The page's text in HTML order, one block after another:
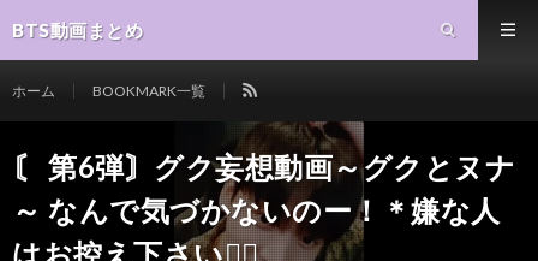
BTS動画まとめ
ホーム BOOKMARK一覧
〘 第6弾〙グク妄想動画～グクとヌナ
～ なんで気づかないのー！＊嫌な人
はお控え下さい🙇‍♀️